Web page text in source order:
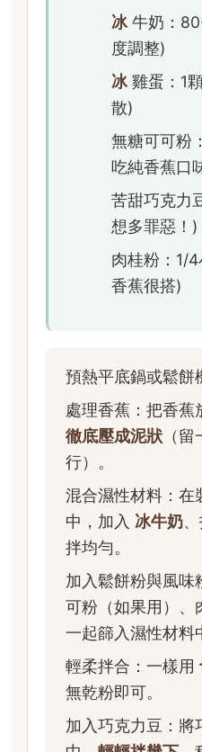
冰牛奶：
度調整)
冰雞蛋：1
散)
無糖可可粉
吃純香蕉口
苦甜巧克力
想多罪惡！)
肉桂粉：1/
香蕉很搭)
預熱平底鍋或鬆餅
處理香蕉：把香蕉
徹底壓成泥狀 （
行）。
混合濕性材料：在
中，加入 冰牛奶
拌均勻。
加入鬆餅粉與風味
可粉（如果用）、
一起篩入濕性材料
輕柔拌合：一樣用
無乾粉即可。
加入巧克力豆：將